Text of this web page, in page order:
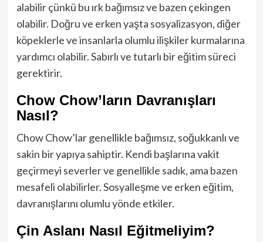
alabilir çünkü bu ırk bağımsız ve bazen çekingen
olabilir. Doğru ve erken yaşta sosyalizasyon, diğer
köpeklerle ve insanlarla olumlu ilişkiler kurmalarına
yardımcı olabilir. Sabırlı ve tutarlı bir eğitim süreci
gerektirir.
Chow Chow’ların Davranışları
Nasıl?
Chow Chow’lar genellikle bağımsız, soğukkanlı ve
sakin bir yapıya sahiptir. Kendi başlarına vakit
geçirmeyi severler ve genellikle sadık, ama bazen
mesafeli olabilirler. Sosyalleşme ve erken eğitim,
davranışlarını olumlu yönde etkiler.
Çin Aslanı Nasıl Eğitmeliyim?